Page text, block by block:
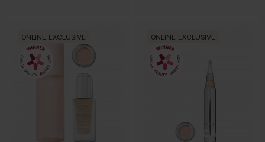
ONLINE EXCLUSIVE ONLINE EXCLUSIVE